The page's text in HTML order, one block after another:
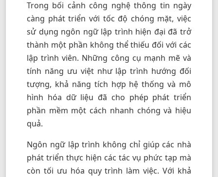
Trong bối cảnh công nghệ thông tin ngày
càng phát triển với tốc độ chóng mặt, việc
sử dụng ngôn ngữ lập trình hiện đại đã trở
thành một phần không thể thiếu đối với các
lập trình viên. Những công cụ mạnh mẽ và
tính năng ưu việt như lập trình hướng đối
tượng, khả năng tích hợp hệ thống và mô
hình hóa dữ liệu đã cho phép phát triển
phần mềm một cách nhanh chóng và hiệu
quả.
Ngôn ngữ lập trình không chỉ giúp các nhà
phát triển thực hiện các tác vụ phức tạp mà
còn tối ưu hóa quy trình làm việc. Với khả